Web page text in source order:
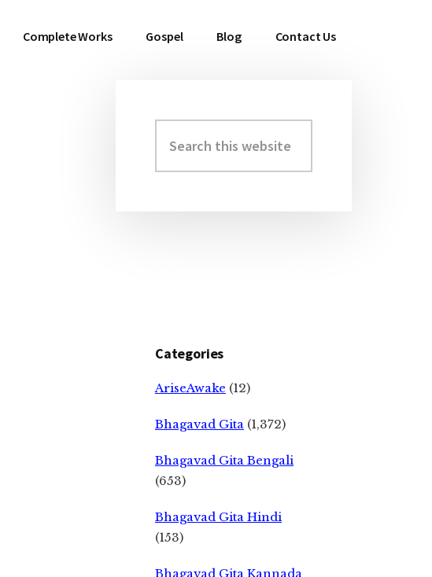
Complete Works Gospel Blog Contact Us
Primary
Sidebar
this
website
Categories
AriseAwake (12)
Bhagavad Gita (1,372)
Bhagavad Gita Bengali
(653)
Bhagavad Gita Hindi
(153)
Bhagavad Gita Kannada